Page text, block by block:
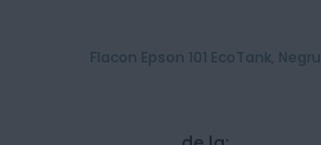
Flacon Epson 101 EcoTank, Negru